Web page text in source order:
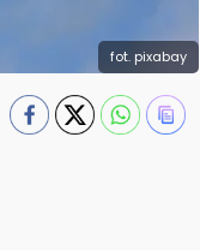
fot. pixabay